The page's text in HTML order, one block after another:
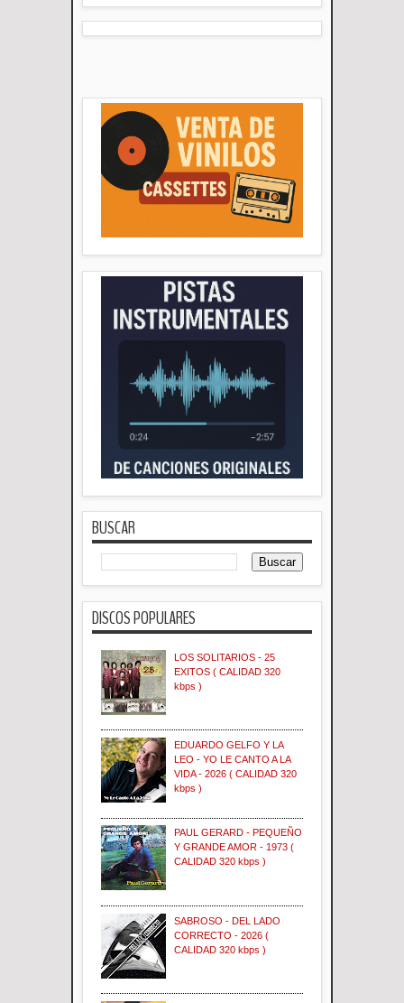
BUSCAR
DISCOS POPULARES
LOS SOLITARIOS - 25
EXITOS ( CALIDAD 320
kbps )
EDUARDO GELFO Y LA
LEO - YO LE CANTO A LA
VIDA - 2026 ( CALIDAD 320
kbps )
PAUL GERARD - PEQUEÑO
Y GRANDE AMOR - 1973 (
CALIDAD 320 kbps )
SABROSO - DEL LADO
CORRECTO - 2026 (
CALIDAD 320 kbps )